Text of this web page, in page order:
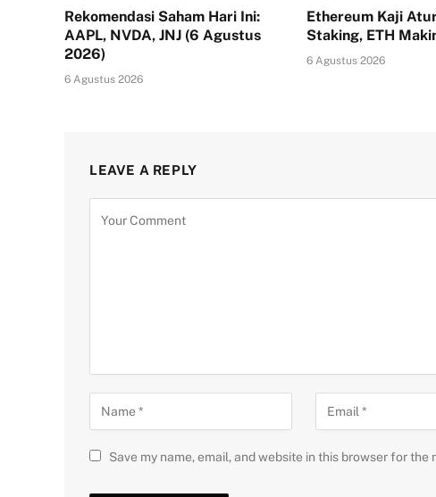
Rekomendasi Saham Hari Ini:
AAPL, NVDA, JNJ (6 Agustus
2026)
6 Agustus 2026
Ethereum Kaji
Staking, ETH
6 Agustus 2026
LEAVE A REPLY
Save my name, email, and website in this browser for the